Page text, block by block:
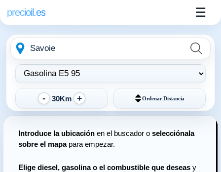
precioil.es ☰
Escribe
la
ubicación
Elegir
tipo
de
combustible:
30Km OrdenarDistancia
Introduce la ubicación en el buscador o selecciónala
sobre el mapapara empezar.
Elige diesel, gasolina o el combustible que deseas y